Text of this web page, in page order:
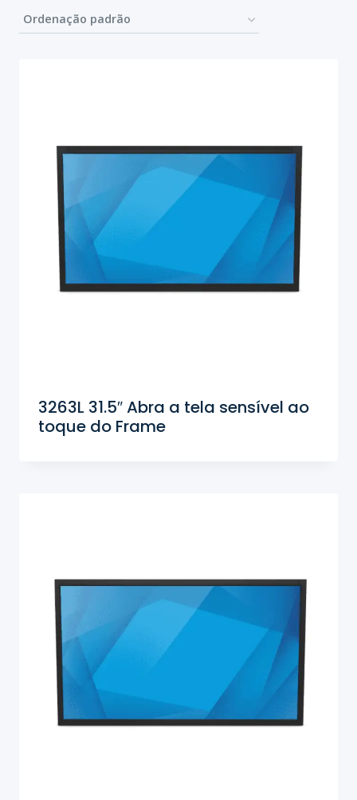
3263L 31.5″ Abra a tela sensível ao
toque do Frame